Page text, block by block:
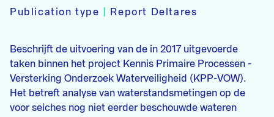
Publication type
Report Deltares
Beschrijft de uitvoering van de in 2017 uitgevoerde
taken binnen het project Kennis Primaire Processen -
Versterking Onderzoek Waterveiligheid (KPP-VOW).
Het betreft analyse van waterstandsmetingen op de
voor seiches nog niet eerder beschouwde wateren